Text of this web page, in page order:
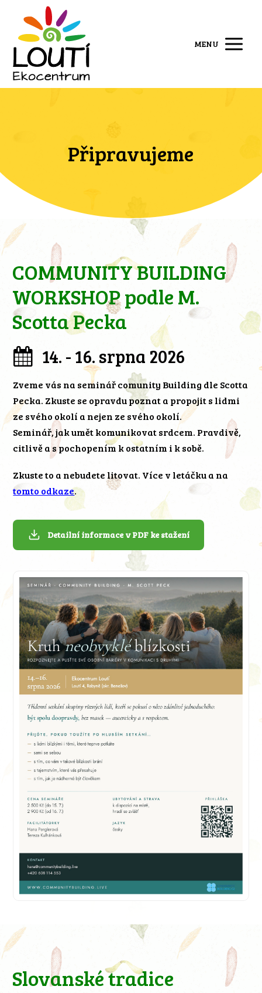
MENU
Připravujeme
COMMUNITY BUILDING
WORKSHOP podle M.
Scotta Pecka
14. - 16. srpna 2026
Zveme vás na seminář comunity Building dle Scotta
Pecka. Zkuste se opravdu poznat a propojit s lidmi
ze svého okolí a nejen ze svého okolí.
Seminář, jak umět komunikovat srdcem. Pravdivě,
citlivě a s pochopením k ostatním i k sobě.
Zkuste to a nebudete litovat. Více v letáčku a na
tomto odkaze.
Detailní informace v PDF ke stažení
Slovanské tradice